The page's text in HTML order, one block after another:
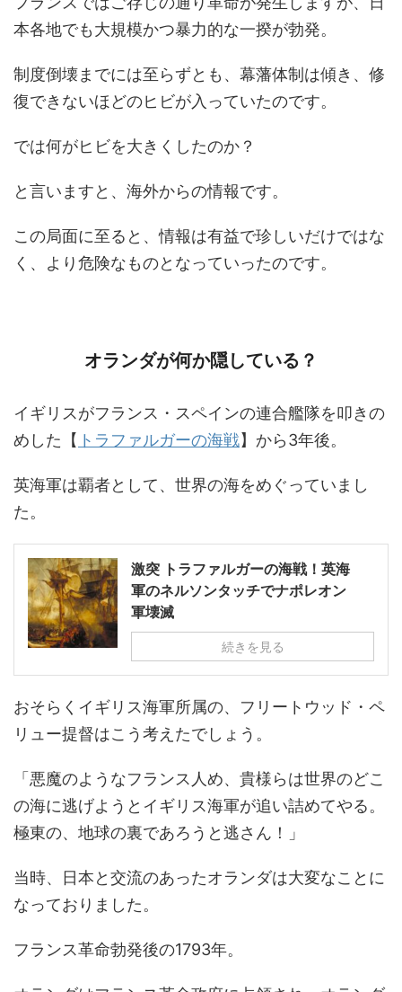
本各地でも大規模かつ暴力的な一揆が勃発。
制度倒壊までには至らずとも、幕藩体制は傾き、修
復できないほどのヒビが入っていたのです。
では何がヒビを大きくしたのか？
と言いますと、海外からの情報です。
この局面に至ると、情報は有益で珍しいだけではな
く、より危険なものとなっていったのです。
オランダが何か隠している？
イギリスがフランス・スペインの連合艦隊を叩きの
めした【 トラファルガーの海戦】から3年後。
英海軍は覇者として、世界の海をめぐっていまし
た。
激突 トラファルガーの海戦！英海
軍のネルソンタッチでナポレオン
軍壊滅
続きを見る
おそらくイギリス海軍所属の、フリートウッド・ペ
リュー提督はこう考えたでしょう。
「悪魔のようなフランス人め、貴様らは世界のどこ
の海に逃げようとイギリス海軍が追い詰めてやる。
極東の、地球の裏であろうと逃さん！」
当時、日本と交流のあったオランダは大変なことに
なっておりました。
フランス革命勃発後の1793年。